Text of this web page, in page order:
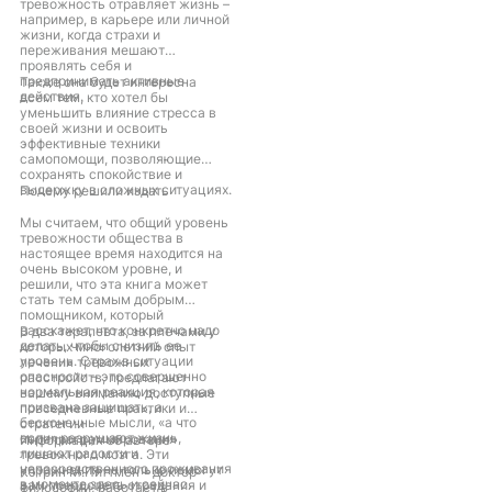
тревожность отравляет жизнь –
например, в карьере или личной
жизни, когда страхи и
переживания мешают
проявлять себя и
предпринимать активные
действия.
Также она будет интересна
всем тем, кто хотел бы
уменьшить влияние стресса в
своей жизни и освоить
эффективные техники
самопомощи, позволяющие
сохранять спокойствие и
выдержку в сложных ситуациях.
Почему решили издать
Мы считаем, что общий уровень
тревожности общества в
настоящее время находится на
очень высоком уровне, и
решили, что эта книга может
стать тем самым добрым
помощником, который
расскажет, что конкретно надо
делать, чтобы снизить ее
уровень. Страх в ситуации
опасности – это совершенно
нормальная реакция, которая
призвана защищать, а
бесконечные мысли, «а что
если» разрушают жизнь,
лишают радости и
непосредственного проживания
в моменте здесь и сейчас.
В два терапевта, за плечами у
которых многолетний опыт
лечения тревожных
расстройств, предлагают
вашему вниманию доступные
повседневные практики и
стратегии
перепрограммирования
тревожного мозга. Эти
упражнения не только помогут
вам преодолеть страдания и
Информация об авторе
Кэтрин М.Питтмен – доктор
философии, работает в